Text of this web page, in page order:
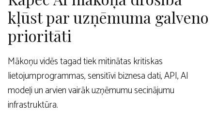
kļūst par uzņēmuma galveno
prioritāti
Mākoņu vidēs tagad tiek mitinātas kritiskas
lietojumprogrammas, sensitīvi biznesa dati, API, AI
modeļi un arvien vairāk uzņēmumu secinājumu
infrastruktūra.